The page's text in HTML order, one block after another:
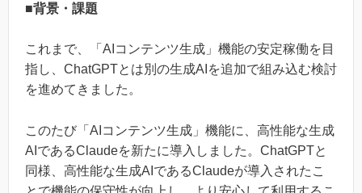
■背景・課題
これまで、「AIコンテンツ生成」機能の安定稼働を目
指し、ChatGPTとは別の生成AIを追加で組み込む検討
を進めてきました。
このたび「AIコンテンツ生成」機能に、高性能な生成
AIであるClaudeを新たに導入しました。ChatGPTと
同様、高性能な生成AIであるClaudeが導入されたこ